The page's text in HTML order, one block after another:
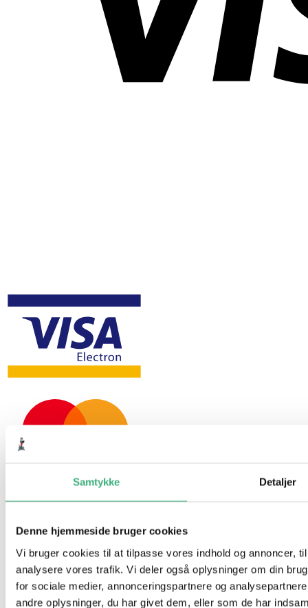
Samtykke Detaljer
Denne hjemmeside bruger cookies
Vi bruger cookies til at tilpasse vores indhold og annoncer,
analysere vores trafik. Vi deler også oplysninger om din
for sociale medier, annonceringspartnere og
andre oplysninger, du har givet dem, eller som de har
Hvem er vi
Kontakt